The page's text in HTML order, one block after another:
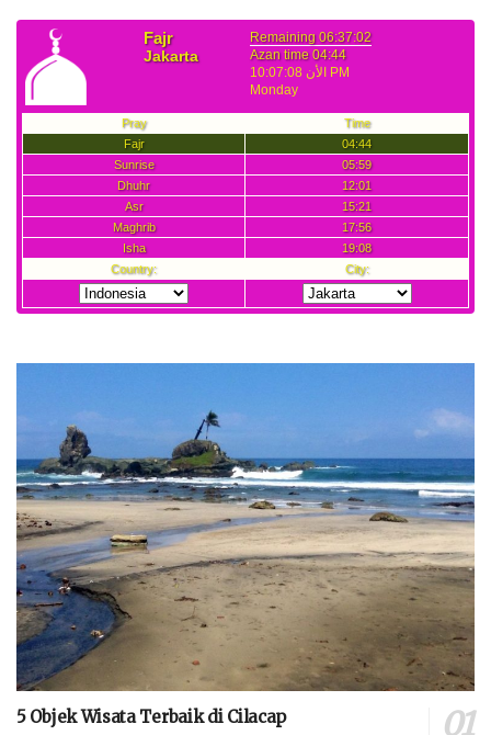
5 Objek Wisata Terbaik di Cilacap